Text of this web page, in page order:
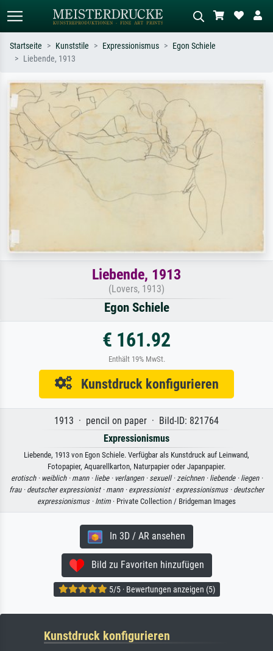
Suchen Sie nach Künstlern, Werktiteln
oder Stilen – z.B. Monet,
Sternennacht, Impressionismus, Welle
Hokusai, Akt.
Beschreiben Sie die Szene – z.B. Grüne
Wiese, Abstrakt mit viel Rot, Dunkles
Ölgemälde, Stehender Akt neben einem
Baum.
Startseite Kunststile Expressionismus
Egon Schiele
Liebende, 1913
Liebende, 1913
(Lovers, 1913)
Egon Schiele
€ 161.92
Enthält 19% MwSt.
Kunstdruck konfigurieren
1913 · pencil on paper · Bild-ID: 821764
Expressionismus
Liebende, 1913 von Egon Schiele. Verfügbar als Kunstdruck auf Leinwand,
Fotopapier, Aquarellkarton, Naturpapier oder Japanpapier.
erotisch · weiblich · mann · liebe · verlangen · sexuell ·zeichnen · liebende · liegen ·
frau · deutscher expressionist · mann · expressionist · expressionismus · deutscher
expressionismus · Intim · Private Collection / Bridgeman Images
In 3D / AR ansehen
Bild zu Favoriten hinzufügen
5/5 · Bewertungen anzeigen (5)
Kunstdruck konfigurieren